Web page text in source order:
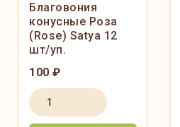
Благовония
конусные Роза
(Rose) Satya 12
шт/уп.
100 ₽